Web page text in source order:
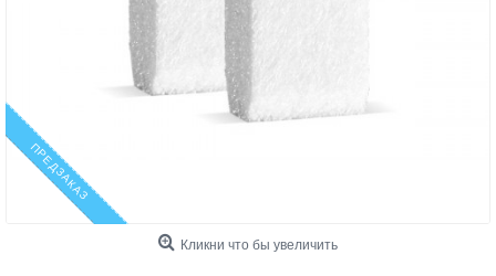
ПРЕДЗАКАЗ
Кликни что бы увеличить